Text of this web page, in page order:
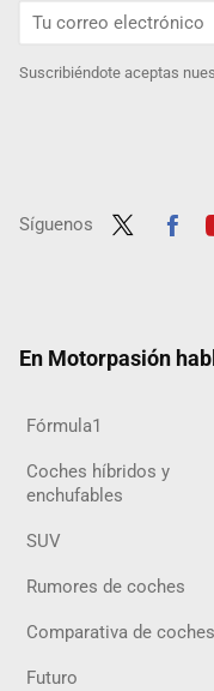
Suscribiéndote aceptas
Síguenos
En Motorpasión
Fórmula1
Coches híbridos y
enchufables
SUV
Rumores de coches
Comparativa de coches
Futuro